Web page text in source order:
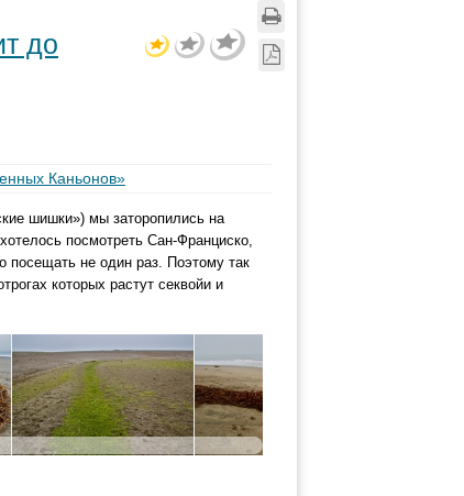
до
Каньонов»
шишки») мы заторопились на
посмотреть Сан-Франциско,
посещать не один раз. Поэтому так
которых растут секвойи и